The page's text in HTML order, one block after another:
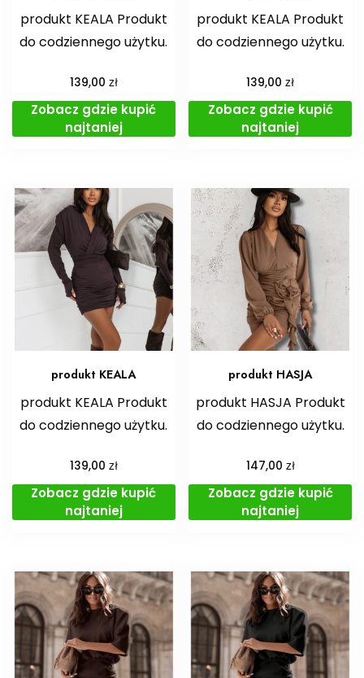
produkt KEALA Produkt
do codziennego użytku.
139,00 zł
Zobacz gdzie kupić
najtaniej
produkt KEALA Produkt
do codziennego użytku.
139,00zł
Zobacz gdzie kupić
najtaniej
produkt KEALA
produkt KEALA Produkt
do codziennego użytku.
139,00 zł
Zobacz gdzie kupić
najtaniej
produkt HASJA
produkt HASJA Produkt
do codziennego użytku.
147,00 zł
Zobacz gdzie kupić
najtaniej